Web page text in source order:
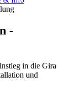
-
in die Gira
und